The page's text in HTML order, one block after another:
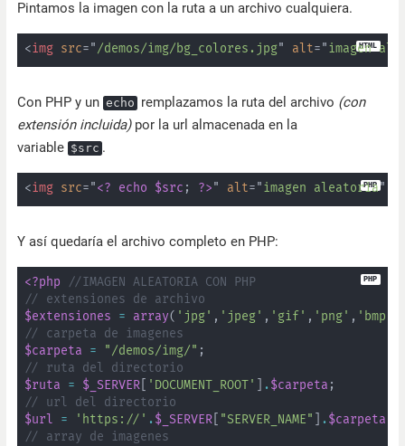
Pintamos la imagen con la ruta a un archivo cualquiera.
<img src="/demos/img/bg_colores.jpg" alt="imagen
Con PHP y un echo remplazamos la ruta del archivo (con
extensión incluida)por la url almacenada en la
variable $src .
<img src="<? echo $src ; ?>" alt="imagen aleatoria"
Y así quedaría el archivo completo en PHP:
<?php
//IMAGEN ALEATORIA CON PHP
// extensiones de archivo
$extensiones
= array( 'jpg' , 'jpeg' , 'gif' , 'png' , 'bmp'
// carpeta de imagenes
$carpeta
= "/demos/img/" ;
// ruta del directorio
$ruta
= $_SERVER 'DOCUMENT_ROOT' . $carpeta ;
// url del directorio
$url
= 'https://' . $_SERVER "SERVER_NAME" . $carpeta
// array de imagenes